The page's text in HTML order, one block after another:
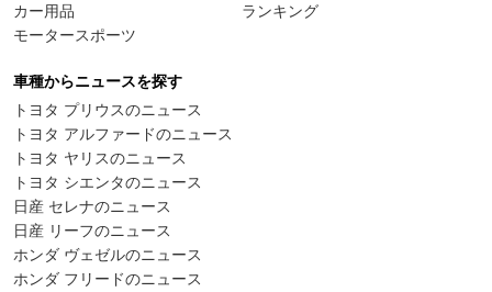
カー用品
モータースポーツ
ランキング
車種からニュースを探す
トヨタ プリウスのニュース
トヨタ アルファードのニュース
トヨタ ヤリスのニュース
トヨタ シエンタのニュース
日産 セレナのニュース
日産 リーフのニュース
ホンダ ヴェゼルのニュース
ホンダ フリードのニュース